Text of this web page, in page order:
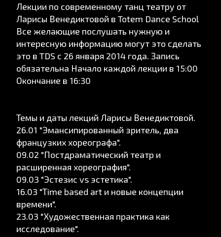
Лекции по современному танц театру от
Ларисы Венедиктовой в Totem Dance School
Все желающие послушать нужную и
интересную информацию могут это сделать
это в TDS c 26 января 2014 года. Запись
обязательна Начало каждой лекции в 15:00
Окончание в 16:30
Темы и даты лекций Ларисы Венедиктовой.
26.01 "Эмансипированный зритель, два
французких хореографа".
09.02 "Постдраматический театр и
расширенная хореография".
09.03 "Эстезис vs эстетика".
16.03 "Тime based art и новые концепции
времени".
23.03 "Художественная практика как
исследование".